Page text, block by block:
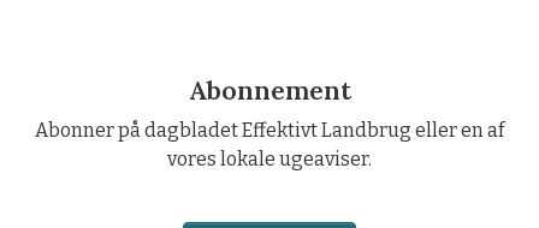
Abonnement
Abonner på dagbladet Effektivt Landbrug eller en af
vores lokale ugeaviser.